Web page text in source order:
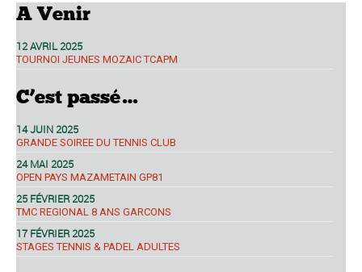
A Venir
12 AVRIL 2025
TOURNOI JEUNES MOZAIC TCAPM
C’est passé…
14 JUIN 2025
GRANDE SOIREE DU TENNIS CLUB
24 MAI 2025
OPEN PAYS MAZAMETAIN GP81
25 FÉVRIER 2025
TMC REGIONAL 8 ANS GARCONS
17 FÉVRIER 2025
STAGES TENNIS & PADEL ADULTES